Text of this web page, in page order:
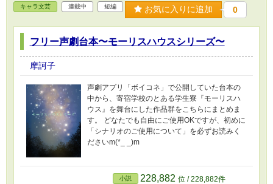
キャラ文芸 連載中 短編 お気に入りに追加 0
フリー声劇台本〜モーリスハウスシリーズ〜
摩訶子
声劇アプリ「ボイコネ」で公開していた台本の
中から、寄宿学校のとある学生寮『モーリスハ
ウス』を舞台にした作品群をこちらにまとめま
す。 どなたでも自由にご使用OKですが、初めに
「シナリオのご使用について」を必ずお読みく
ださいm(*_ _)m
小説 228,882 位 / 228,882件